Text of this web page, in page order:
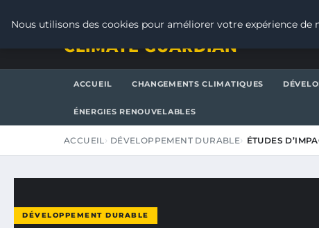
CLIMATE GUARDIAN
ACCUEIL CHANGEMENTS CLIMATIQUES
ÉNERGIES RENOUVELABLES
ACCUEIL DÉVELOPPEMENT DURABLE ÉTUDES
DÉVELOPPEMENT DURABLE
Nous utilisons des cookies pour améliorer votre expérience